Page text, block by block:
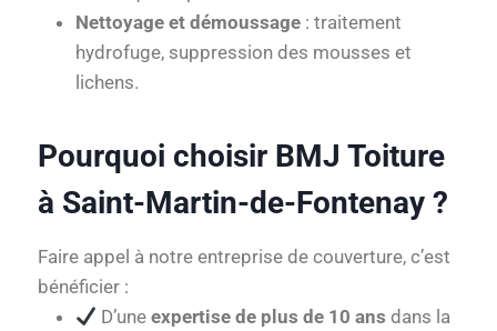
Nettoyage et démoussage : traitement
hydrofuge, suppression des mousses et
lichens.
Pourquoi choisir BMJ Toiture
à Saint-Martin-de-Fontenay ?
Faire appel à notre entreprise de couverture, c’est
bénéficier :
D’uneexpertise de plus de 10 ans dans la